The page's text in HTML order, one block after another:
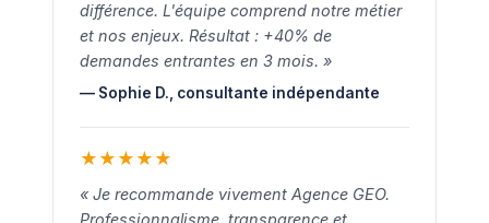
différence. L'équipe comprend notre métier
et nos enjeux. Résultat : +40% de
demandes entrantes en 3 mois. »
— Sophie D., consultante indépendante
★ ★ ★ ★ ★
« Je recommande vivement Agence GEO.
Professionnalisme, transparence et